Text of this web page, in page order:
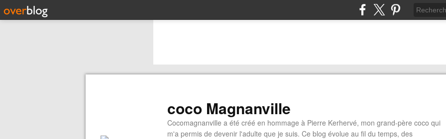
coco Magnanville
Cocomagnanville a été créé en hommage à Pierre Kerhervé, mon grand-père coco qui
m'a permis de devenir l'adulte que je suis. Ce blog évolue au fil du temps, des